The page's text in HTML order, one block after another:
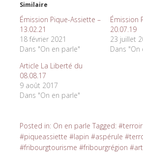
Similaire
Émission Pique-Assiette –
13.02.21
18 février 2021
Dans "On en parle"
Émission
20.07.19
23 juillet
Dans "On
Article La Liberté du
08.08.17
9 août 2017
Dans "On en parle"
Posted in: On en parle Tagged:
#piqueassiette #lapin #aspérule
#fribourgtourisme #fribourgrégion